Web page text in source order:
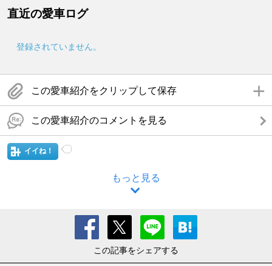
直近の愛車ログ
登録されていません。
この愛車紹介をクリップして保存
この愛車紹介のコメントを見る
イイね！
もっと見る
この記事をシェアする